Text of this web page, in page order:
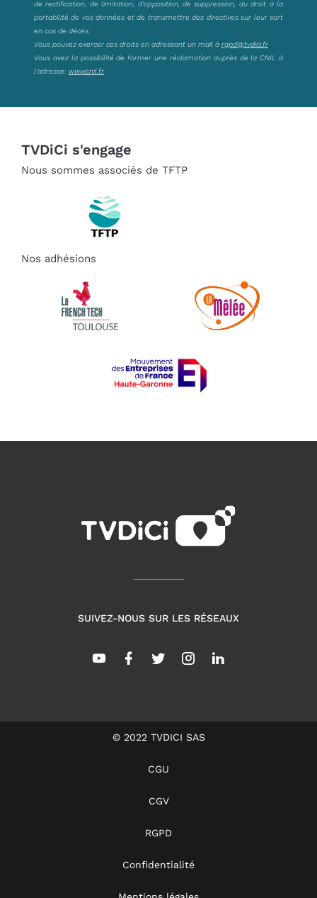
de rectification, de limitation, d’opposition, de suppression, du droit à la
portabilité de vos données et de transmettre des directives sur leur sort
en cas de décès.
Vous pouvez exercer ces droits en adressant un mail à rgpd@tvdici.fr
Vous avez la possibilité de former une réclamation auprès de la CNIL à
l’adresse: www.cnil.fr
TVDiCi s'engage
Nous sommes associés de TFTP
Nos adhésions
SUIVEZ-NOUS SUR LES RÉSEAUX
© 2022 TVDICI SAS
CGU
CGV
RGPD
Confidentialité